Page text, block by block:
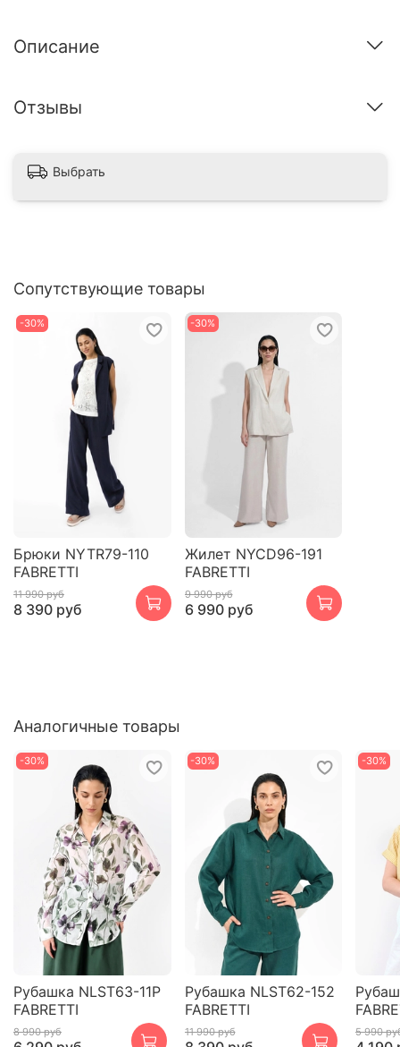
Описание
Отзывы
Выбрать
Сопутствующие товары
-30%
Брюки NYTR79-110
FABRETTI
11 990 руб
8 390 руб
-30%
Жилет NYCD96-191
FABRETTI
9 990 руб
6 990 руб
Аналогичные товары
-30%
Рубашка NLST63-11P
FABRETTI
8 990 руб
-30%
Рубашка NLST62-152
FABRETTI
11 990 руб
-30%
5 990